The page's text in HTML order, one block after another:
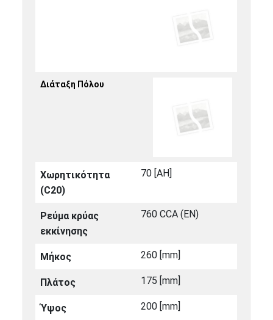
Διάταξη Πόλου
Χωρητικότητα
(C20)
70 [ΑΗ]
Ρεύμα κρύας
εκκίνησης
760 CCA (EN)
Μήκος 260 [mm]
Πλάτος 175 [mm]
Ύψος 200 [mm]